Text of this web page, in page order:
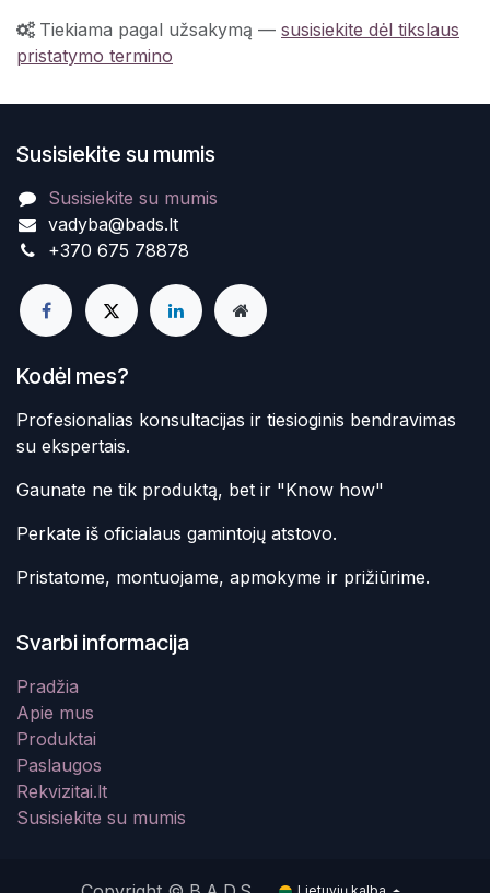
Tiekiama pagal užsakymą — susisiekite dėl tikslaus
pristatymo termino
Susisiekite su mumis
Susisiekite su mumis
vadyba@bads.lt
+370 675 78878
Kodėl mes?
Profesionalias konsultacijas ir tiesioginis bendravimas
su ekspertais.
Gaunate ne tik produktą, bet ir "Know how"
Perkate iš oficialaus gamintojų atstovo.
Pristatome, montuojame, apmokyme ir prižiūrime.
Svarbi informacija
Pradžia
Apie mus
Produktai
Paslaugos
Rekvizitai.lt
Susisiekite su mumis